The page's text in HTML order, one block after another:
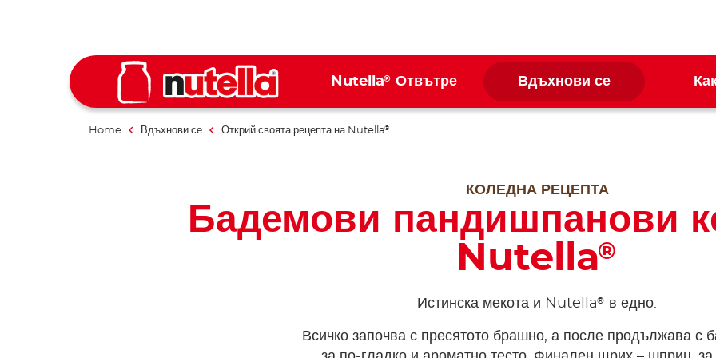
Nutella® Отвътре Вдъхнови се
Home Вдъхнови се Открий своята рецепта на Nutella®
КОЛЕДНА РЕЦЕПТА
Бадемови пандишпанови
Nutella®
Истинска мекота и Nutella® в едно.
Всичко започва с пресятото брашно, а после продължава с